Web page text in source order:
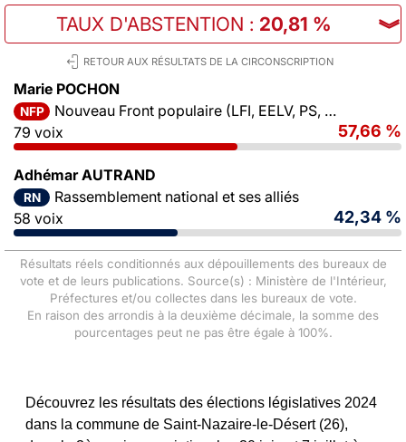
TAUX D'ABSTENTION : 20,81 % ︾
RETOUR AUX RÉSULTATS DE LA CIRCONSCRIPTION
Marie POCHON
NFP
Nouveau Front populaire (LFI, EELV, PS, PCF)
79 voix
57,66 %
Adhémar AUTRAND
RN
Rassemblement national et ses alliés
58 voix
42,34 %
Résultats réels conditionnés aux dépouillements des bureaux de
vote et de leurs publications. Source(s) : Ministère de l'Intérieur,
Préfectures et/ou collectes dans les bureaux de vote.
En raison des arrondis à la deuxième décimale, la somme des
pourcentages peut ne pas être égale à 100%.
Découvrez les résultats des élections législatives 2024
dans la commune de Saint-Nazaire-le-Désert (26),